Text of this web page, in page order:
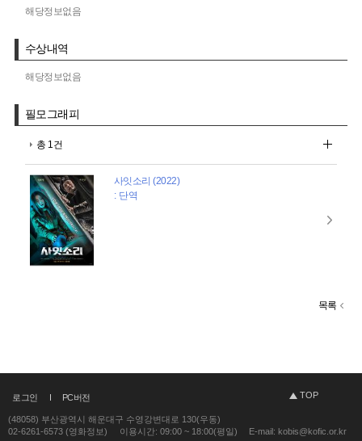
해당정보없음
수상내역
해당정보없음
필모그래피
총 1건
사잇소리 (2022)
: 단역
목록
로그인 PC버전 TOP
(48058) 부산광역시 해운대구 수영강변대로 130(우동)
02-6261-6573 (영화정보)
이용시간: 09:00 ~ 18:00(평일) E-mail: kobis@kofic.or.kr